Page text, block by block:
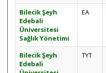
Bilecik Şeyh
Edebali
Üniversitesi
Sağlık Yönetimi
EA
Bilecik Şeyh
Edebali
TYT